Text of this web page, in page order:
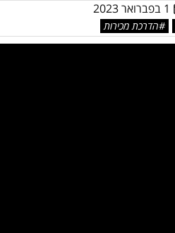
1 בפברואר 2023
הדרכת מכירות